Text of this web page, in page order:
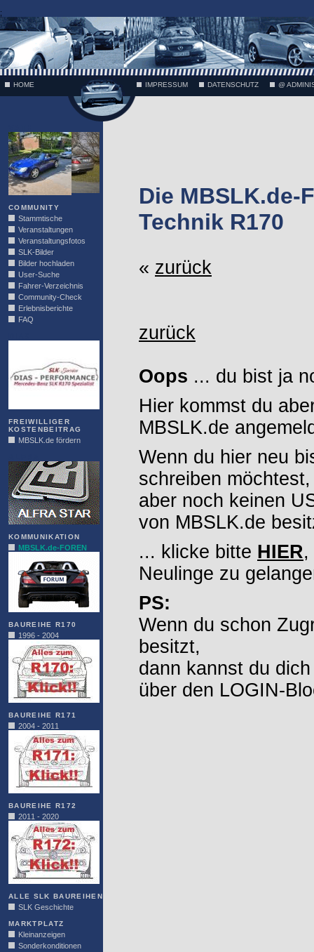
;
HOME IMPRESSUM DATENSCHUTZ @
COMMUNITY
Stammtische
Veranstaltungen
Veranstaltungsfotos
SLK-Bilder
Bilder hochladen
User-Suche
Fahrer-Verzeichnis
Community-Check
Erlebnisberichte
FAQ
FREIWILLIGER
KOSTENBEITRAG
MBSLK.de fördern
KOMMUNIKATION
MBSLK.de-FOREN
BAUREIHE R170
1996 - 2004
BAUREIHE R171
2004 - 2011
BAUREIHE R172
2011 - 2020
ALLE SLK BAUREIHEN
SLK Geschichte
MARKTPLATZ
Kleinanzeigen
Sonderkonditionen
Die MBSLK.de-
Technik R170
« zurück
zurück
Oops ... du bist ja
Hier kommst du
MBSLK.de
Wenn du hier neu
schreiben möchtest,
aber noch keinen
von MBSLK.de
... klicke bitte HIER,
Neulinge zu
PS:
Wenn du schon
besitzt,
dann kannst du
über den LOGIN-